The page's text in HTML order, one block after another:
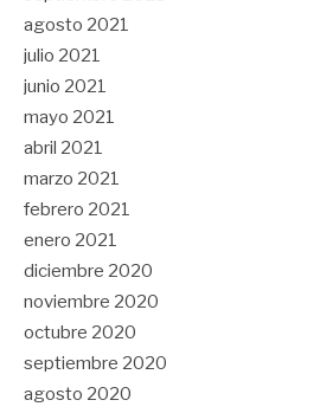
agosto 2021
julio 2021
junio 2021
mayo 2021
abril 2021
marzo 2021
febrero 2021
enero 2021
diciembre 2020
noviembre 2020
octubre 2020
septiembre 2020
agosto 2020